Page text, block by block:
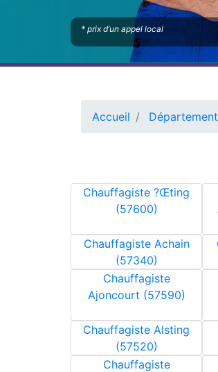
* prix d’un appel local
Accueil Département
Chauffagiste ?Œting
(57600)
Chauffagiste Achain
(57340)
Chauffagiste
Ajoncourt (57590)
Chauffagiste Alsting
(57520)
Chauffagiste